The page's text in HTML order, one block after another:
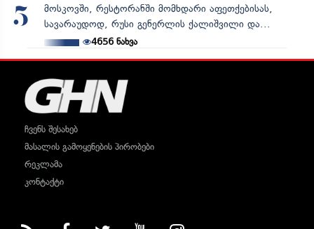
5
მოსკოვში, რესტორანში მომხდარი აფეთქებისას,
სავარაუდოდ, რუსი გენერლის ქალიშვილი და...
4656ნახვა
ჩვენს შესახებ
მასალის გამოყენების პირობები
რეკლამა
კონტაქტი